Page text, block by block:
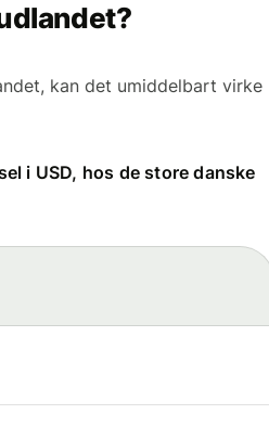
kan det umiddelbart virke
i USD, hos de store danske